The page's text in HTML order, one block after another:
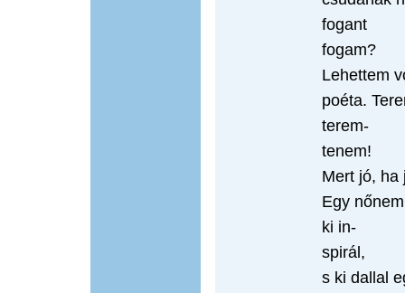
fogant
fogam?
Lehettem
poéta.
terem-
tenem!
Mert jó, ha
Egy
ki in-
spirál,
s ki dallal